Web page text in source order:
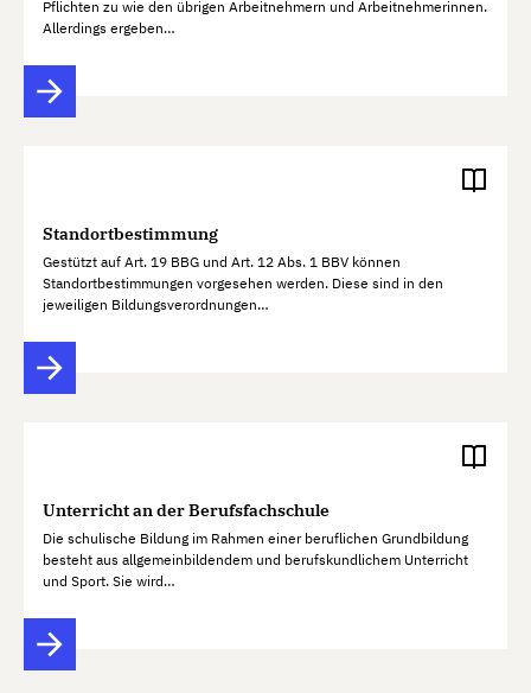
Pflichten zu wie den übrigen Arbeitnehmern und Arbeitnehmerinnen.
Allerdings ergeben…
Standortbestimmung
Gestützt auf Art. 19 BBG und Art. 12 Abs. 1 BBV können
Standortbestimmungen vorgesehen werden. Diese sind in den
jeweiligen Bildungsverordnungen…
Unterricht an der Berufsfachschule
Die schulische Bildung im Rahmen einer beruflichen Grundbildung
besteht aus allgemeinbildendem und berufskundlichem Unterricht
und Sport. Sie wird…